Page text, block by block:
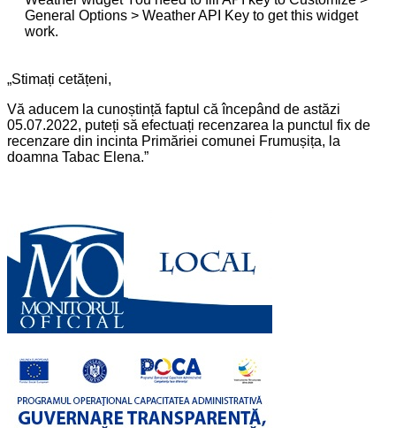
General Options > Weather API Key to get this widget
work.
„Stimați cetățeni,
Vă aducem la cunoștință faptul că începând de astăzi
05.07.2022, puteți să efectuați recenzarea la punctul fix de
recenzare din incinta Primăriei comunei Frumușița, la
doamna Tabac Elena.”